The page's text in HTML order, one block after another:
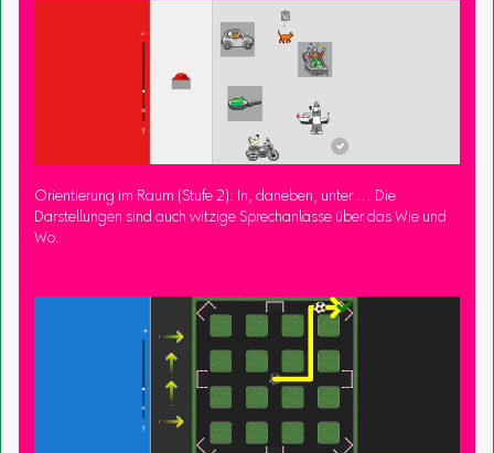
Orientierung im Raum (Stufe 2): In, daneben, unter … Die
Darstellungen sind auch witzige Sprechanlässe über das Wie und
Wo.